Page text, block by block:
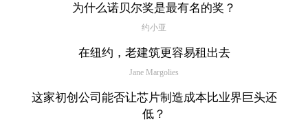
为什么诺贝尔奖是最有名的奖？
约小亚
在纽约，老建筑更容易租出去
Jane Margolies
这家初创公司能否让芯片制造成本比业界巨头还
低？